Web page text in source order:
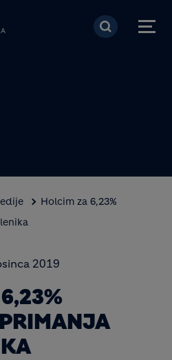
Skoči na glavni sadržaj
Holcim za 6,23%
2019